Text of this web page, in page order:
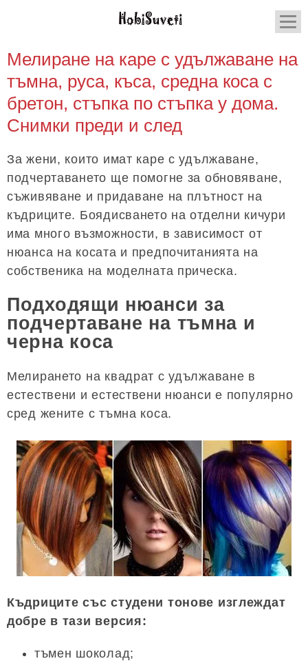
Мелиране на каре с удължаване на
тъмна, руса, къса, средна коса с
бретон, стъпка по стъпка у дома.
Снимки преди и след
За жени, които имат каре с удължаване,
подчертаването ще помогне за обновяване,
съживяване и придаване на плътност на
къдриците. Боядисването на отделни кичури
има много възможности, в зависимост от
нюанса на косата и предпочитанията на
собственика на моделната прическа.
Подходящи нюанси за
подчертаване на тъмна и
черна коса
Мелирането на квадрат с удължаване в
естествени и естествени нюанси е популярно
сред жените с тъмна коса.
Къдриците със студени тонове изглеждат
добре в тази версия:
тъмен шоколад;